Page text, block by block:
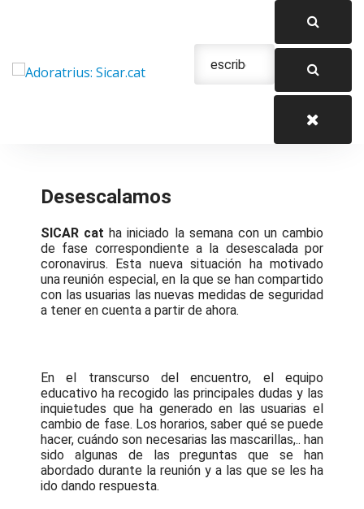
Desescalamos
SICAR cat ha iniciado la semana con un cambio
de fase correspondiente a la desescalada por
coronavirus. Esta nueva situación ha motivado
una reunión especial, en la que se han compartido
con las usuarias las nuevas medidas de seguridad
a tener en cuenta a partir de ahora.
En el transcurso del encuentro, el equipo
educativo ha recogido las principales dudas y las
inquietudes que ha generado en las usuarias el
cambio de fase. Los horarios, saber qué se puede
hacer, cuándo son necesarias las mascarillas,.. han
sido algunas de las preguntas que se han
abordado durante la reunión y a las que se les ha
ido dando respuesta.